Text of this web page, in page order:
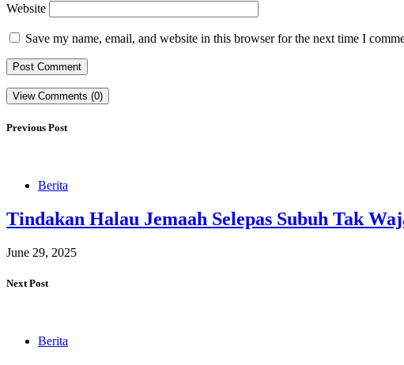
Website
Save my name, email, and website in this browser for the next time I
View Comments (0)
Previous Post
Berita
Tindakan Halau Jemaah Selepas Subuh Tak
June 29, 2025
Next Post
Berita